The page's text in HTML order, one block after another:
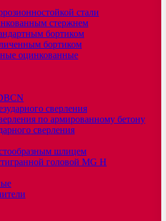
стали
стержнем
бортиком
бортиком
оцинкованные
сверления
по армированному бетону
сверления
шлицем
головой MG H